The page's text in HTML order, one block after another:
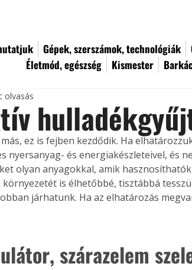
Gépek, szerszámok, technológiák
Életmód, egészség
Kismester
olvasás
ez is fejben kezdődik. Ha
nyersanyag- és energiakészleteivel, és
olyan anyagokkal, amik
is élhetőbbé, tisztábbá
járhatunk. Ha az elhatá­rozás
szárazelem